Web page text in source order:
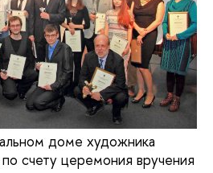
доме художника
счету церемония вручения